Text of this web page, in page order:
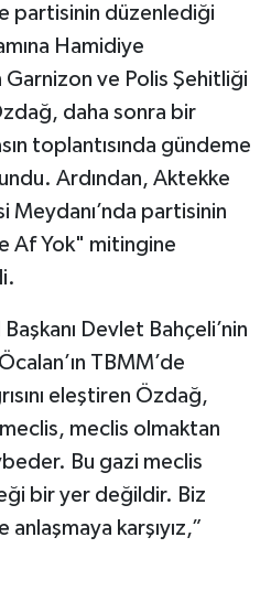
partisinin düzenlediği
Hamidiye
Garnizon ve Polis Şehitliği
daha sonra bir
toplantısında gündeme
Ardından, Aktekke
Meydanı’nda partisinin
Af Yok" mitingine
Devlet Bahçeli’nin
TBMM’de
eleştiren Özdağ,
meclis olmaktan
Bu gazi meclis
bir yer değildir. Biz
karşıyız,”